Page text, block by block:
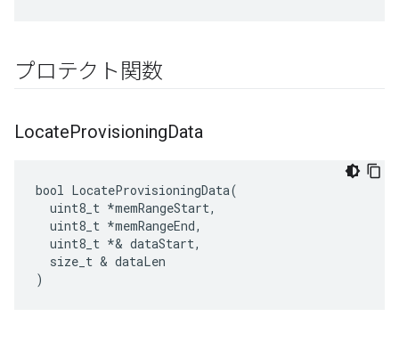
プロテクト関数
LocateProvisioningData
bool LocateProvisioningData(
  uint8_t *memRangeStart,
  uint8_t
*memRangeEnd,
  uint8_t *
& dataStart,
  size_t & dataLen
)